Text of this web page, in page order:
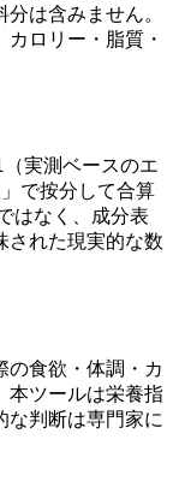
は含みません。
ロリー・脂質・
（実測ベースのエ
で按分して合算
はなく、成分表
された現実的な数
の食欲・体調・カ
本ツールは栄養指
な判断は専門家に